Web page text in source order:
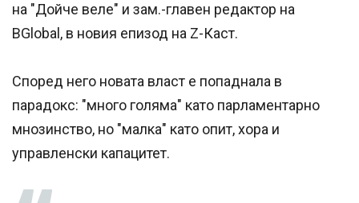
на "Дойче веле" и зам.-главен редактор на
BGlobal, в новия епизод на Z-Каст.
Според него новата власт е попаднала в
парадокс: "много голяма" като парламентарно
мнозинство, но "малка" като опит, хора и
управленски капацитет.